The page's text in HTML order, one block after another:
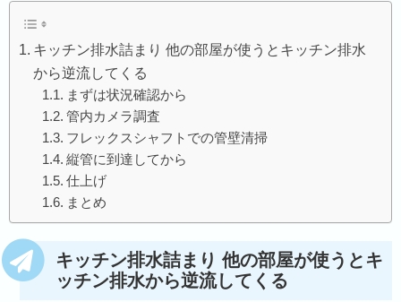
キッチン排水詰まり 他の部屋が使うとキッチン排水
から逆流してくる
まずは状況確認から
管内カメラ調査
フレックスシャフトでの管壁清掃
縦管に到達してから
仕上げ
まとめ
キッチン排水詰まり 他の部屋が使うとキ
ッチン排水から逆流してくる